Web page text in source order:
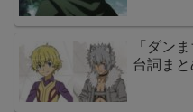
「ダン
台詞まと